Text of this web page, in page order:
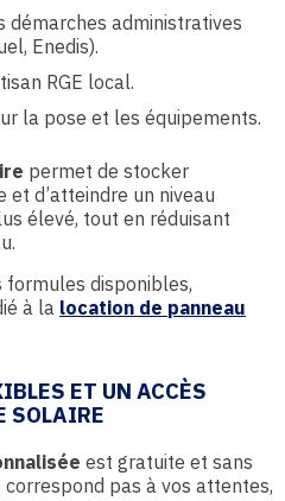
démarches administratives
Enedis).
RGE local.
la pose et les équipements.
permet de stocker
et d’atteindre un niveau
élevé, tout en réduisant
formules disponibles,
à la location de panneau
ET UN ACCÈS
SOLAIRE
est gratuite et sans
pas à vos attentes,